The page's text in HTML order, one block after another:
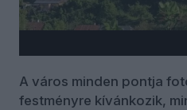
A város minden pontja
festményre kívánkozik,